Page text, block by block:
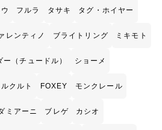
フルラ タサキ タグ・ホイヤー
レンティノ ブライトリング ミキモト
ー（チュードル） ショーメ
クルト FOXEY モンクレール
ミアーニ ブレゲ カシオ